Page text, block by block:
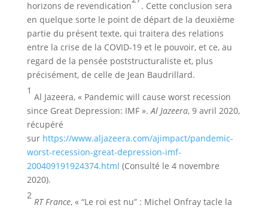
horizons de revendication
. Cette conclusion sera
en quelque sorte le point de départ de la deuxième
partie du présent texte, qui traitera des relations
entre la crise de la COVID-19 et le pouvoir, et ce, au
regard de la pensée poststructuraliste et, plus
précisément, de celle de Jean Baudrillard.
1
Al Jazeera, « Pandemic will cause worst recession
since Great Depression: IMF ».Al Jazeera, 9 avril 2020,
récupéré
sur https://www.aljazeera.com/ajimpact/pandemic-
worst-recession-great-depression-imf-
200409191924374.html (Consulté le 4 novembre
2020).
2
RT France, « “Le roi est nu” : Michel Onfray tacle la